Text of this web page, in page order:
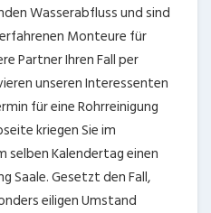
Wasserabfluss und sind
Monteure für
Partner Ihren Fall per
unseren Interessenten
für eine Rohrreinigung
kriegen Sie im
Kalendertag einen
Saale. Gesetzt den Fall,
eiligen Umstand